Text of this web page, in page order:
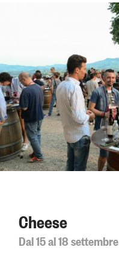
Cheese
Dal 15 al 18 settembre